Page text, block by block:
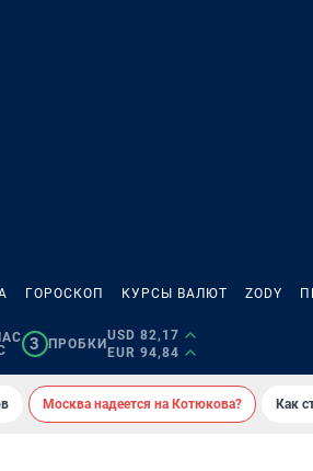
ГОРОСКОП КУРСЫ ВАЛЮТ ZODY
3 ПРОБКИ
USD 82,17
EUR 94,84
Москва надеется на Котюкова? Как